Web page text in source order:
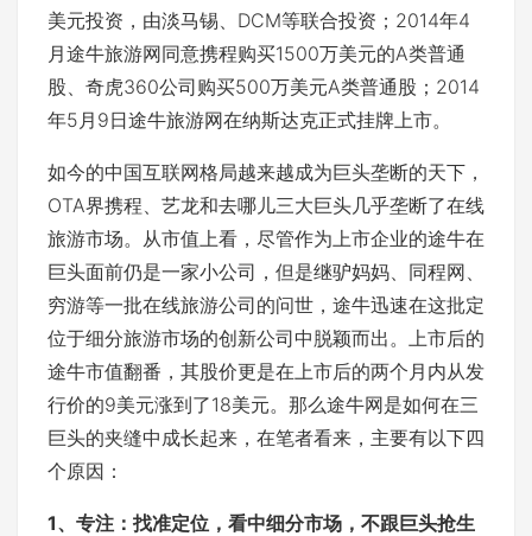
美元投资，由淡马锡、DCM等联合投资；2014年4
月途牛旅游网同意携程购买1500万美元的A类普通
股、奇虎360公司购买500万美元A类普通股；2014
年5月9日途牛旅游网在纳斯达克正式挂牌上市。
如今的中国互联网格局越来越成为巨头垄断的天下，
OTA界携程、艺龙和去哪儿三大巨头几乎垄断了在线
旅游市场。从市值上看，尽管作为上市企业的途牛在
巨头面前仍是一家小公司，但是继驴妈妈、同程网、
穷游等一批在线旅游公司的问世，途牛迅速在这批定
位于细分旅游市场的创新公司中脱颖而出。上市后的
途牛市值翻番，其股价更是在上市后的两个月内从发
行价的9美元涨到了18美元。那么途牛网是如何在三
巨头的夹缝中成长起来，在笔者看来，主要有以下四
个原因：
1、专注：找准定位，看中细分市场，不跟巨头抢生